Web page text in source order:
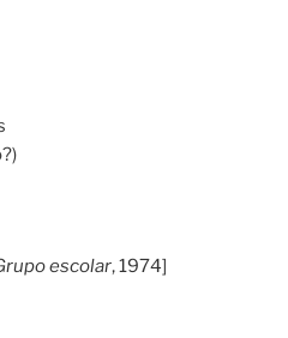
escolar, 1974]